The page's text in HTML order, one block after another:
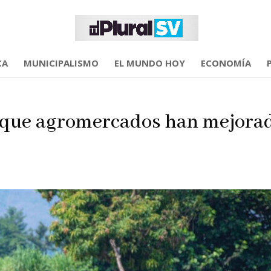
MUNICIPALISMO EL MUNDO HOY ECONOMÍA
agromercados han